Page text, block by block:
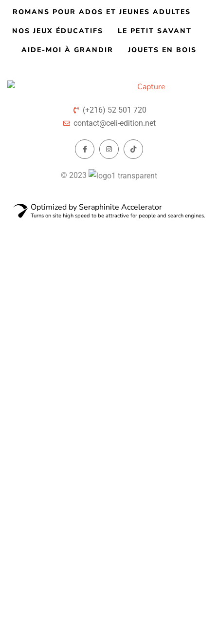
ROMANS POUR ADOS ET JEUNES ADULTES
NOS JEUX ÉDUCATIFS LE PETIT SAVANT
AIDE-MOI À GRANDIR JOUETS EN BOIS
(+216) 52 501 720
contact@celi-edition.net
© 2023
Optimized by Seraphinite Accelerator
Turns on site high speed to be attractive for people and search engines.